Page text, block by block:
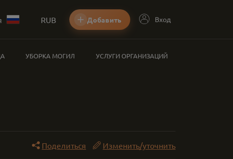
RUB Добавить Вход
УБОРКА МОГИЛ УСЛУГИ ОРГАНИЗАЦИЙ
Поделиться Изменить/уточнить